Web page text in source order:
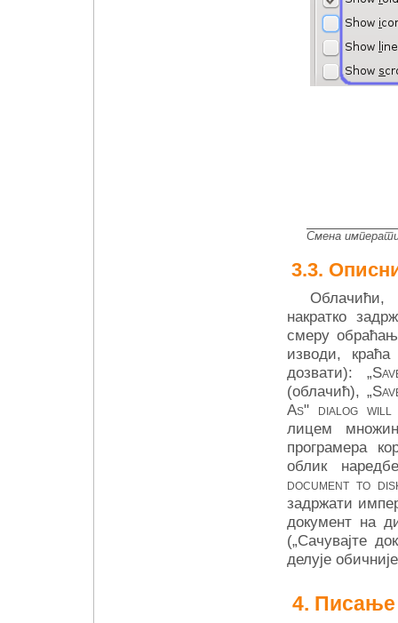
Смена
Облачићи,
накратко
смеру
изводи,
дозвати): „
(облачић), „
As" dialog will
лицем
програмера
облик
document to
задржати
документ на
(„Сачувајте
делује